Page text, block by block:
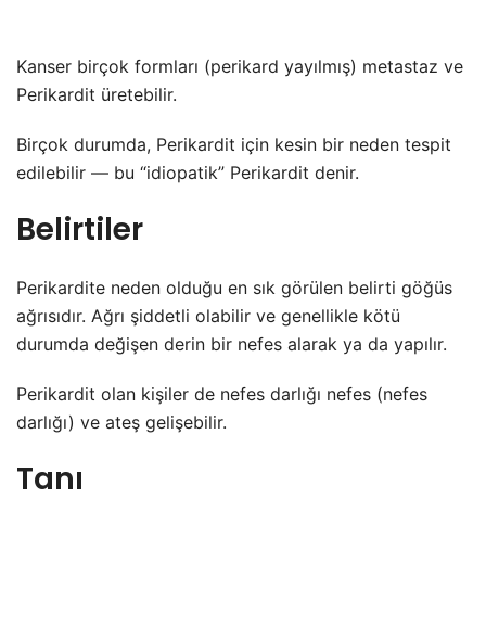
Kanser birçok formları (perikard yayılmış) metastaz ve
Perikardit üretebilir.
Birçok durumda, Perikardit için kesin bir neden tespit
edilebilir — bu “idiopatik” Perikardit denir.
Belirtiler
Perikardite neden olduğu en sık görülen belirti göğüs
ağrısıdır. Ağrı şiddetli olabilir ve genellikle kötü
durumda değişen derin bir nefes alarak ya da yapılır.
Perikardit olan kişiler de nefes darlığı nefes (nefes
darlığı) ve ateş gelişebilir.
Tanı